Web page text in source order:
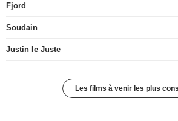
Fjord
Soudain
Justin le Juste
Les films à venir les plus